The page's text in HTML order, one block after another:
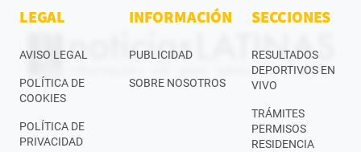
LEGAL
AVISO LEGAL
POLÍTICA DE
COOKIES
POLÍTICA DE
PRIVACIDAD
INFORMACIÓN
PUBLICIDAD
SOBRE NOSOTROS
SECCIONES
RESULTADOS
DEPORTIVOS EN
VIVO
TRÁMITES
PERMISOS
RESIDENCIA